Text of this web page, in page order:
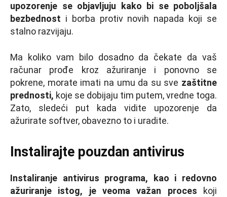
upozorenje se objavljuju kako bi se poboljšala
bezbednost i borba protiv novih napada koji se
stalno razvijaju.
Ma koliko vam bilo dosadno da čekate da vaš
računar prođe kroz ažuriranje i ponovno se
pokrene, morate imati na umu da su sve zaštitne
prednosti, koje se dobijaju tim putem, vredne toga.
Zato, sledeći put kada vidite upozorenje da
ažurirate softver, obavezno to i uradite.
Instalirajte pouzdan antivirus
Instaliranje antivirus programa, kao i redovno
ažuriranje istog, je veoma važan proces koji